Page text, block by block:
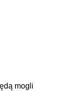
mogli